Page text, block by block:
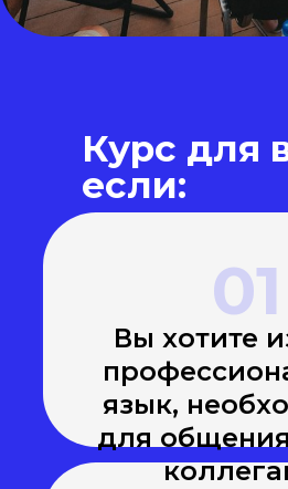
Курс для
если:
Нашицели
Наши ценности
01
Вы хотите
язык,
для